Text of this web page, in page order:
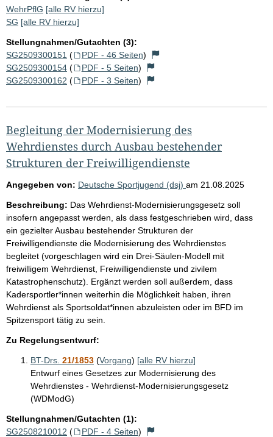
WehrPflG [alle RV hierzu]
SG [alle RV hierzu]
Stellungnahmen/Gutachten (3):
SG2509300151 ( PDF - 46 Seiten)
SG2509300154 ( PDF - 5 Seiten)
SG2509300162 ( PDF - 3 Seiten)
Begleitung der Modernisierung des
Wehrdienstes durch Ausbau bestehender
Strukturen der Freiwilligendienste
Angegeben von: Deutsche Sportjugend (dsj) am 21.08.2025
Beschreibung: Das Wehrdienst-Modernisierungsgesetz soll
insofern angepasst werden, als dass festgeschrieben wird, dass
ein gezielter Ausbau bestehender Strukturen der
Freiwilligendienste die Modernisierung des Wehrdienstes
begleitet (vorgeschlagen wird ein Drei-Säulen-Modell mit
freiwilligem Wehrdienst, Freiwilligendienste und zivilem
Katastrophenschutz). Ergänzt werden soll außerdem, dass
Kadersportler*innen weiterhin die Möglichkeit haben, ihren
Wehrdienst als Sportsoldat*innen abzuleisten oder im BFD im
Spitzensport tätig zu sein.
Zu Regelungsentwurf:
BT-Drs. 21/1853 (Vorgang) [alle RV hierzu]
Entwurf eines Gesetzes zur Modernisierung des
Wehrdienstes - Wehrdienst-Modernisierungsgesetz
(WDModG)
Stellungnahmen/Gutachten (1):
SG2508210012 ( PDF - 4 Seiten)